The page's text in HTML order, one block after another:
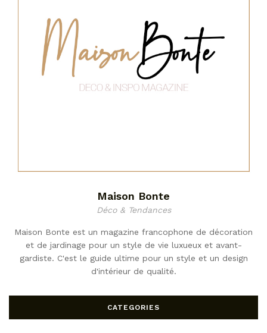
Maison Bonte
Déco & Tendances
Maison Bonte est un magazine francophone de décoration
et de jardinage pour un style de vie luxueux et avant-
gardiste. C'est le guide ultime pour un style et un design
d'intérieur de qualité.
CATEGORIES